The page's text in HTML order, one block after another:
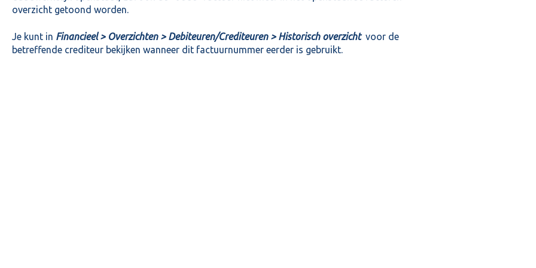
overzicht getoond worden.
Je kunt in Financieel > Overzichten > Debiteuren/Crediteuren > Historisch overzichtvoor de
betreffende crediteur bekijken wanneer dit factuurnummer eerder is gebruikt.